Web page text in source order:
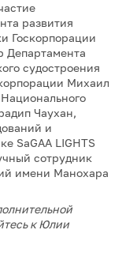
развития
Госкорпорации
Департамента
судостроения
Михаил
Чаухан,
и
SaGAA LIGHTS
сотрудник
имени Манохара
к Юлии